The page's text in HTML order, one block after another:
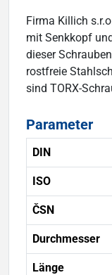
Firma Killich
mit Senkkopf
dieser
rostfreie
sind TORX-
Parameter
DIN
ISO
ČSN
Durchmesser
Länge